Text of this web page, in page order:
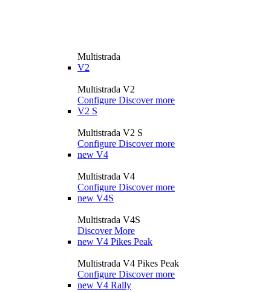
Multistrada
V2
Multistrada V2
Configure Discover more
V2 S
Multistrada V2 S
Configure Discover more
new V4
Multistrada V4
Configure Discover more
new V4S
Multistrada V4S
Discover More
new V4 Pikes Peak
Multistrada V4 Pikes Peak
Configure Discover more
new V4 Rally